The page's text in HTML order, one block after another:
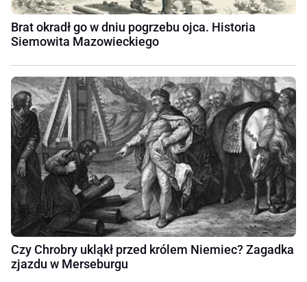
Brat okradł go w dniu pogrzebu ojca. Historia
Siemowita Mazowieckiego
Czy Chrobry ukląkł przed królem Niemiec? Zagadka
zjazdu w Merseburgu